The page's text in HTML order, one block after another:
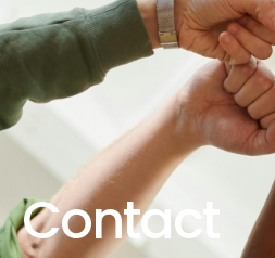
Contact